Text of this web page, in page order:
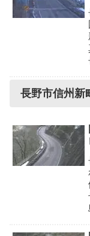
長野市信州新